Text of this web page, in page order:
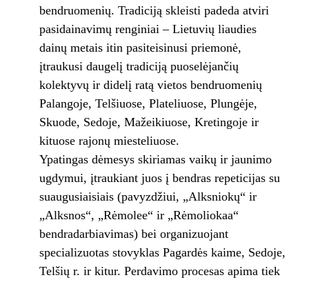
bendruomenių. Tradiciją skleisti padeda atviri
pasidainavimų renginiai – Lietuvių liaudies
dainų metais itin pasiteisinusi priemonė,
įtraukusi daugelį tradiciją puoselėjančių
kolektyvų ir didelį ratą vietos bendruomenių
Palangoje, Telšiuose, Plateliuose, Plungėje,
Skuode, Sedoje, Mažeikiuose, Kretingoje ir
kituose rajonų miesteliuose.
Ypatingas dėmesys skiriamas vaikų ir jaunimo
ugdymui, įtraukiant juos į bendras repeticijas su
suaugusiaisiais (pavyzdžiui, „Alksniokų“ ir
„Alksnos“, „Rėmolee“ ir „Rėmoliokaa“
bendradarbiavimas) bei organizuojant
specializuotas stovyklas Pagardės kaime, Sedoje,
Telšių r. ir kitur. Perdavimo procesas apima tiek